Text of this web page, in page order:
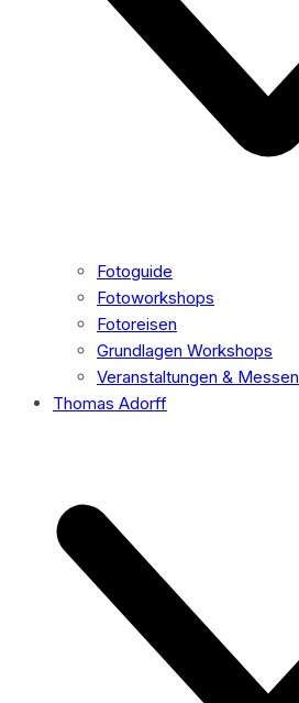
Fotoguide
Fotoworkshops
Fotoreisen
Grundlagen Workshops
Veranstaltungen & Messen
Thomas Adorff